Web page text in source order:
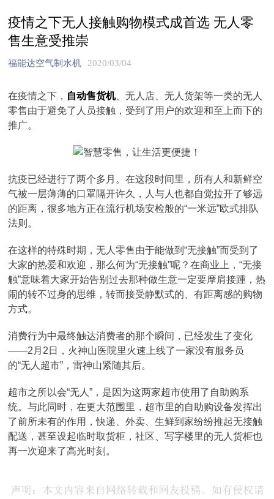
疫情之下无人接触购物模式成首选 无人零
售生意受推崇
福能达空气制水机 2020/03/04
在疫情之下， 自动售货机、无人店、无人货架等一类的无人
零售由于避免了人员接触，受到了用户的欢迎和至上而下的
推广。
抗疫已经进行了两个多月。在这段时间里，所有人和新鲜空
气被一层薄薄的口罩隔开许久，人与人也都自觉拉开了够远
的距离，很多地方正在流行机场安检般的“一米远”欧式排队
法则。
在这样的特殊时期，无人零售由于能做到“无接触”而受到了
大家的热爱和欢迎，那么何为“无接触”呢？在商业上，“无接
触”意味着大家开始告别过去那种做生意一定要摩肩接踵，热
闹的转不过身的思维，转而接受静默式的、有距离感的购物
方式。
消费行为中最终触达消费者的那个瞬间，已经发生了变化
——2月2日，火神山医院里火速上线了一家没有服务员
的“无人超市”，雷神山紧随其后。
超市之所以会“无人”，是因为这两家超市使用了自助购系
统。与此同时，在更大范围里，超市里的自助购设备发挥出
了前所未有的作用，快递、外卖、生鲜到家纷纷推起无接触
配送，甚至设起临时取货柜，社区、写字楼里的无人货柜也
再一次迎来了高光时刻。